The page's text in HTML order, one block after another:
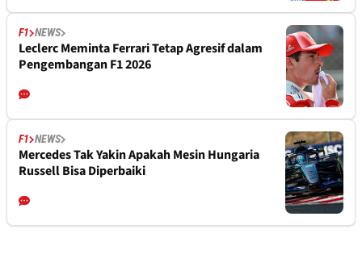
F1 NEWS
Leclerc Meminta Ferrari Tetap Agresif dalam
Pengembangan F1 2026
F1 NEWS
Mercedes Tak Yakin Apakah Mesin Hungaria
Russell Bisa Diperbaiki